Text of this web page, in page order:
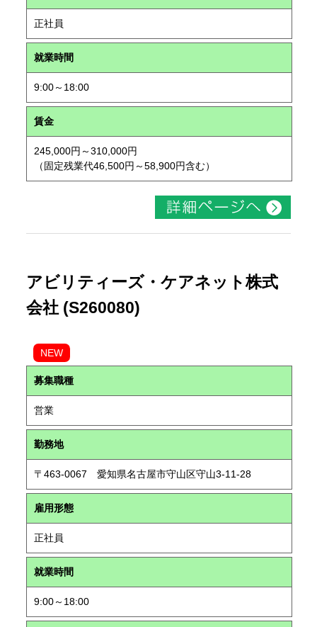
正社員
就業時間
9:00～18:00
賃金
245,000円～310,000円
（固定残業代46,500円～58,900円含む）
アビリティーズ・ケアネット株式
会社 (S260080)
NEW
募集職種
営業
勤務地
〒463-0067 愛知県名古屋市守山区守山3-11-28
雇用形態
正社員
就業時間
9:00～18:00